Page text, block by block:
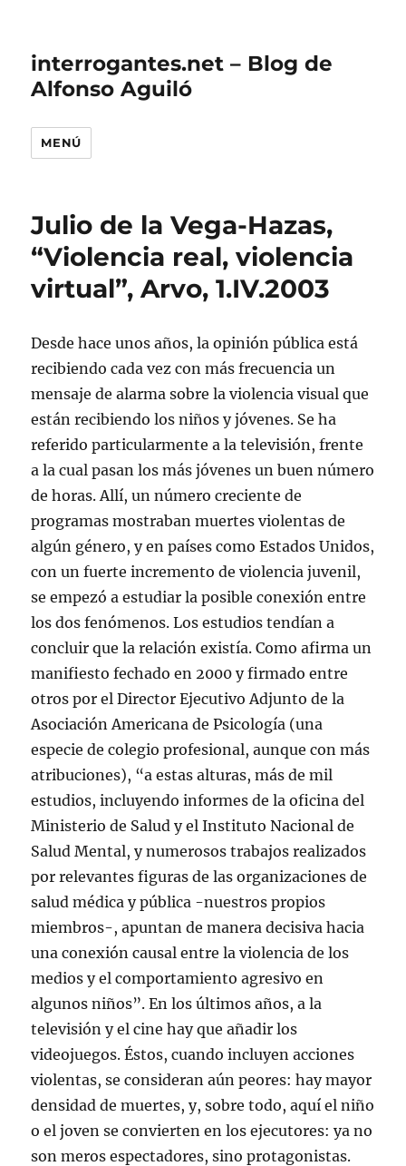
interrogantes.net – Blog de
Alfonso Aguiló
MENÚ
Julio de la Vega-Hazas,
“Violencia real, violencia
virtual”, Arvo, 1.IV.2003
Desde hace unos años, la opinión pública está
recibiendo cada vez con más frecuencia un
mensaje de alarma sobre la violencia visual que
están recibiendo los niños y jóvenes. Se ha
referido particularmente a la televisión, frente
a la cual pasan los más jóvenes un buen número
de horas. Allí, un número creciente de
programas mostraban muertes violentas de
algún género, y en países como Estados Unidos,
con un fuerte incremento de violencia juvenil,
se empezó a estudiar la posible conexión entre
los dos fenómenos. Los estudios tendían a
concluir que la relación existía. Como afirma un
manifiesto fechado en 2000 y firmado entre
otros por el Director Ejecutivo Adjunto de la
Asociación Americana de Psicología (una
especie de colegio profesional, aunque con más
atribuciones), “a estas alturas, más de mil
estudios, incluyendo informes de la oficina del
Ministerio de Salud y el Instituto Nacional de
Salud Mental, y numerosos trabajos realizados
por relevantes figuras de las organizaciones de
salud médica y pública -nuestros propios
miembros-, apuntan de manera decisiva hacia
una conexión causal entre la violencia de los
medios y el comportamiento agresivo en
algunos niños”. En los últimos años, a la
televisión y el cine hay que añadir los
videojuegos. Éstos, cuando incluyen acciones
violentas, se consideran aún peores: hay mayor
densidad de muertes, y, sobre todo, aquí el niño
o el joven se convierten en los ejecutores: ya no
son meros espectadores, sino protagonistas.